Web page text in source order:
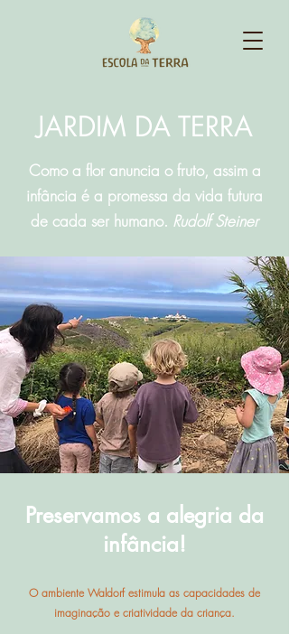
JARDIM DA TERRA
Como a flor anuncia o fruto, assim a
infância é a promessa da vida futura
de cada ser humano. Rudolf Steiner
Preservamos a alegria da
infância!
O ambiente Waldorf estimula as capacidades de
imaginação e criatividade da criança.